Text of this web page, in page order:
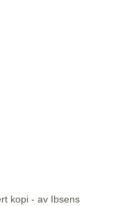
kopi - av Ibsens